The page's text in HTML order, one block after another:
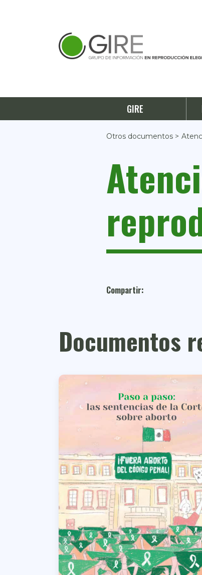
GIRE
Otros documentos >
Compartir:
Documentos